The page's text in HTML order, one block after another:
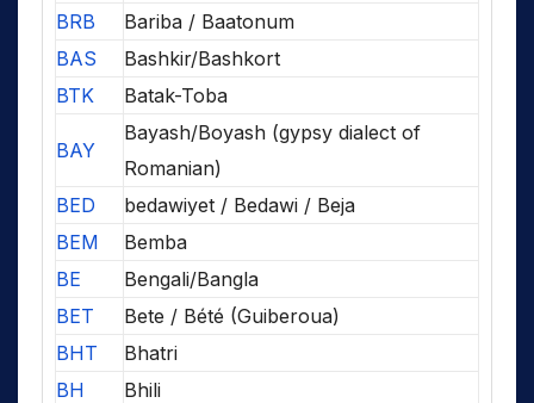
BRB
Bariba / Baatonum
BAS
Bashkir/Bashkort
BTK
Batak-Toba
BAY
Bayash/Boyash (gypsy dialect of
Romanian)
BED
bedawiyet / Bedawi / Beja
BEM
Bemba
BE
Bengali/Bangla
BET
Bete / Bété (Guiberoua)
BHT
Bhatri
BH
Bhili